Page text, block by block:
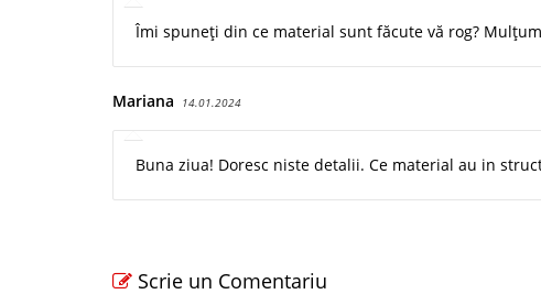
Îmi spuneți din ce material sunt făcute vă rog?
Mariana 14.01.2024
Buna ziua! Doresc niste detalii. Ce material au in
Scrie un Comentariu